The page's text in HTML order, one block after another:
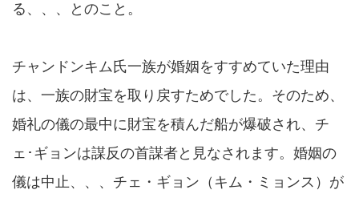
る、、、とのこと。
チャンドンキム氏一族が婚姻をすすめていた理由
は、一族の財宝を取り戻すためでした。そのため、
婚礼の儀の最中に財宝を積んだ船が爆破され、チ
ェ･ギョンは謀反の首謀者と見なされます。婚姻の
儀は中止、、、チェ・ギョン（キム・ミョンス）が